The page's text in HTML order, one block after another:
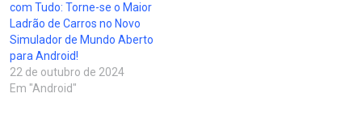
com Tudo: Torne-se o Maior
Ladrão de Carros no Novo
Simulador de Mundo Aberto
para Android!
22 de outubro de 2024
Em "Android"